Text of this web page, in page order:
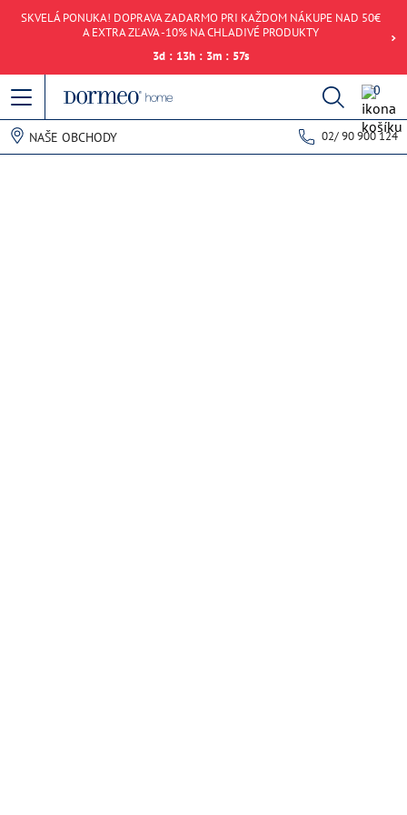
SKVELÁ PONUKA! DOPRAVA ZADARMO PRI KAŽDOM NÁKUPE NAD 50€
A EXTRA ZĽAVA -10% NA CHLADIVÉ PRODUKTY
3d : 13h : 3m : 57s
0
NAŠE OBCHODY 02/ 90 900 124